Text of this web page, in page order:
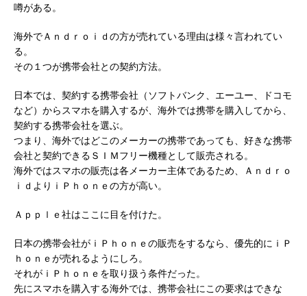
噂がある。
海外でＡｎｄｒｏｉｄの方が売れている理由は様々言われてい
る。
その１つが携帯会社との契約方法。
日本では、契約する携帯会社（ソフトバンク、エーユー、ドコモ
など）からスマホを購入するが、海外では携帯を購入してから、
契約する携帯会社を選ぶ。
つまり、海外ではどこのメーカーの携帯であっても、好きな携帯
会社と契約できるＳＩＭフリー機種として販売される。
海外ではスマホの販売は各メーカー主体であるため、Ａｎｄｒｏ
ｉｄよりｉＰｈｏｎｅの方が高い。
Ａｐｐｌｅ社はここに目を付けた。
日本の携帯会社がｉＰｈｏｎｅの販売をするなら、優先的にｉＰ
ｈｏｎｅが売れるようにしろ。
それがｉＰｈｏｎｅを取り扱う条件だった。
先にスマホを購入する海外では、携帯会社にこの要求はできな